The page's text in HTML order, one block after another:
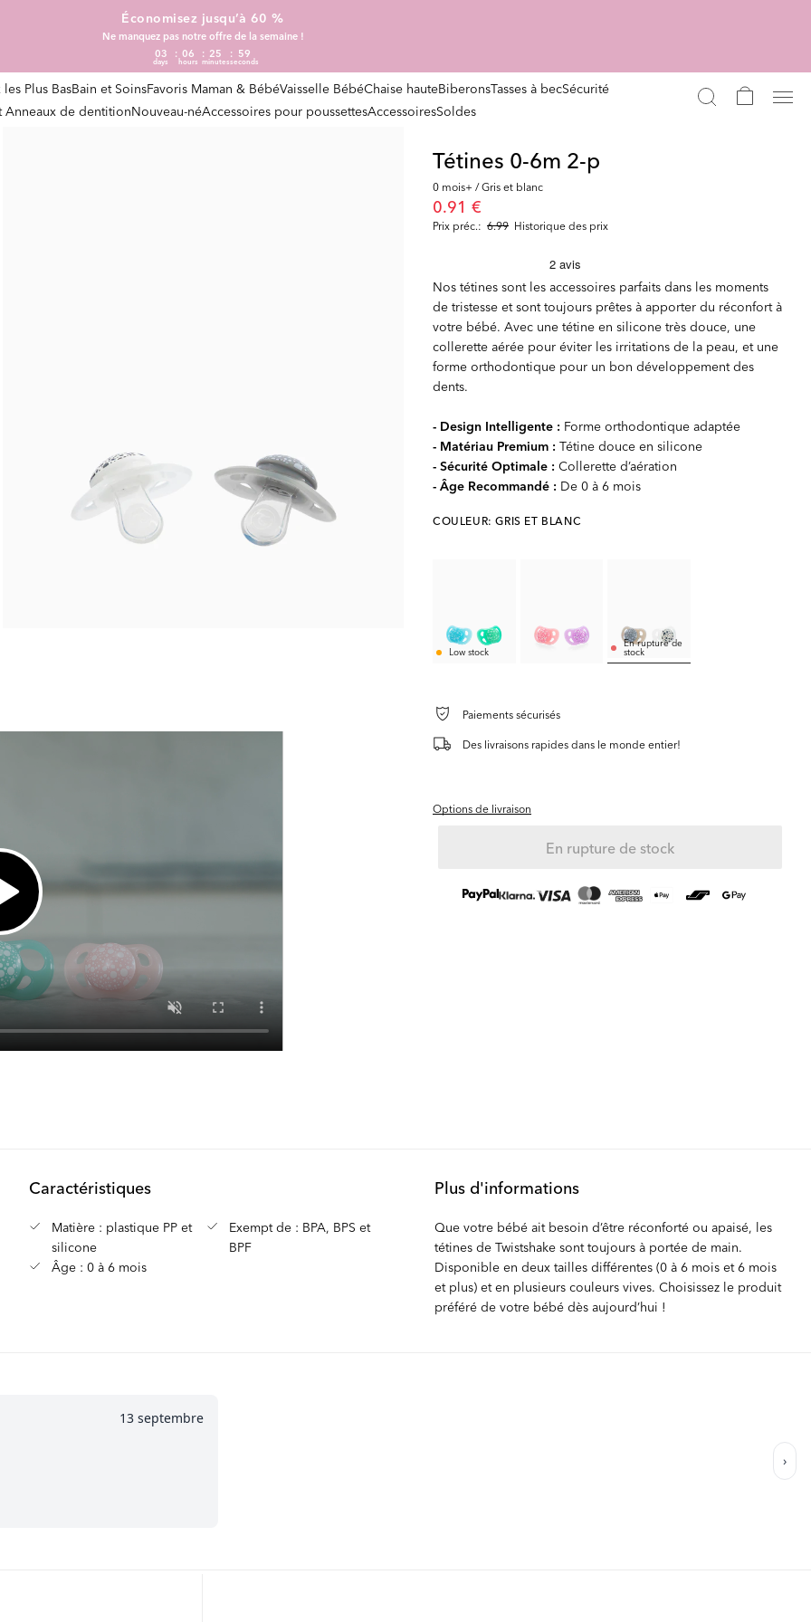
Économisez jusqu’à 60 %
Ne manquez pas notre offre de la semaine !
03
days
06
hours
25
minutes
58
seconds
les Plus BasBain et SoinsFavoris Maman & BébéVaisselle BébéChaise hauteBiberonsTasses à becSécurité
Anneaux de dentitionNouveau-néAccessoires pour poussettesAccessoiresSoldes
Tétines 0-6m 2-p
0 mois+ / Gris et blanc
Prix préc.: 6.99
0.91 €
Historique des prix
Nos tétines sont les accessoires parfaits dans les moments
de tristesse et sont toujours prêtes à apporter du réconfort à
votre bébé. Avec une tétine en silicone très douce, une
collerette aérée pour éviter les irritations de la peau, et une
forme orthodontique pour un bon développement des
dents.
- Design Intelligente : Forme orthodontique adaptée
- Matériau Premium : Tétine douce en silicone
- Sécurité Optimale : Collerette d’aération
- Âge Recommandé : De 0 à 6 mois
COULEUR: GRIS ET BLANC
Low stock
En rupture de
stock
Paiements sécurisés
Des livraisons rapides dans le monde entier!
Options de livraison
En rupture de stock
Caractéristiques
Matière : plastique PP et
silicone
Exempt de : BPA, BPS et
BPF
Âge : 0 à 6 mois
Plus d'informations
Que votre bébé ait besoin d’être réconforté ou apaisé, les
tétines de Twistshake sont toujours à portée de main.
Disponible en deux tailles différentes (0 à 6 mois et 6 mois
et plus) et en plusieurs couleurs vives. Choisissez le produit
préféré de votre bébé dès aujourd’hui !